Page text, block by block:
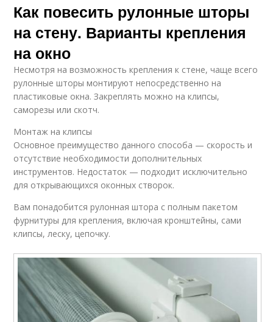
Как повесить рулонные шторы
на стену. Варианты крепления
на окно
Несмотря на возможность крепления к стене, чаще всего
рулонные шторы монтируют непосредственно на
пластиковые окна. Закреплять можно на клипсы,
саморезы или скотч.
Монтаж на клипсы
Основное преимущество данного способа — скорость и
отсутствие необходимости дополнительных
инструментов. Недостаток — подходит исключительно
для открывающихся оконных створок.
Вам понадобится рулонная штора с полным пакетом
фурнитуры для крепления, включая кронштейны, сами
клипсы, леску, цепочку.